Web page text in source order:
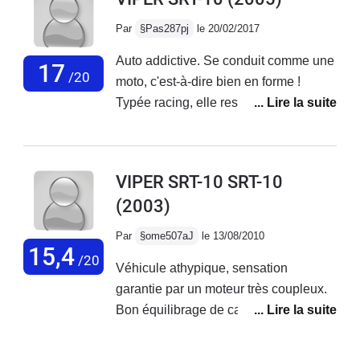
17 /20
Par §Pas287pj le 20/02/2017
Auto addictive. Se conduit comme une
moto, c'est-à-dire bien en forme !
Typée racing, elle reste néanmoins
châssis est redoutable lorsque les
1400t/mn en 6eme mais on peut aussi
être en seconde à cette vitesse. Très
plaisir, vous avez aussi l'assurance de
l'exclusivité. Aucune jalousie dans les
regards, il est très rare, non pas de
15,4/20
VIPER SRT-10 SRT-10
(2003)
Par §ome507aJ le 13/08/2010
Véhicule athypique, sensation
garantie par un moteur très coupleux.
Bon équilibrage de caisse, tenu de